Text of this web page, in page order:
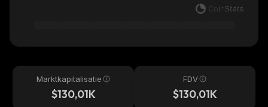
Marktkapitalisatie
$130,01K
FDV
$130,01K